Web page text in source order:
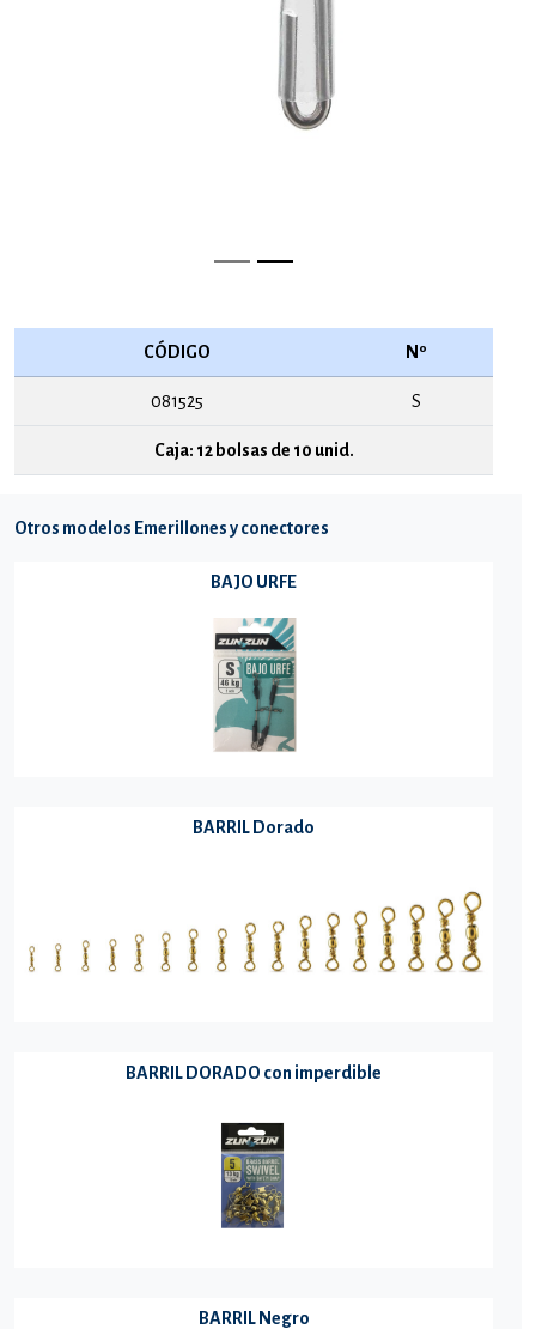
CÓDIGO Nº
081525 S
Caja: 12 bolsas de 10 unid.
Otros modelos Emerillones y conectores
BAJO URFE
BARRIL Dorado
BARRIL DORADO con imperdible
BARRIL Negro